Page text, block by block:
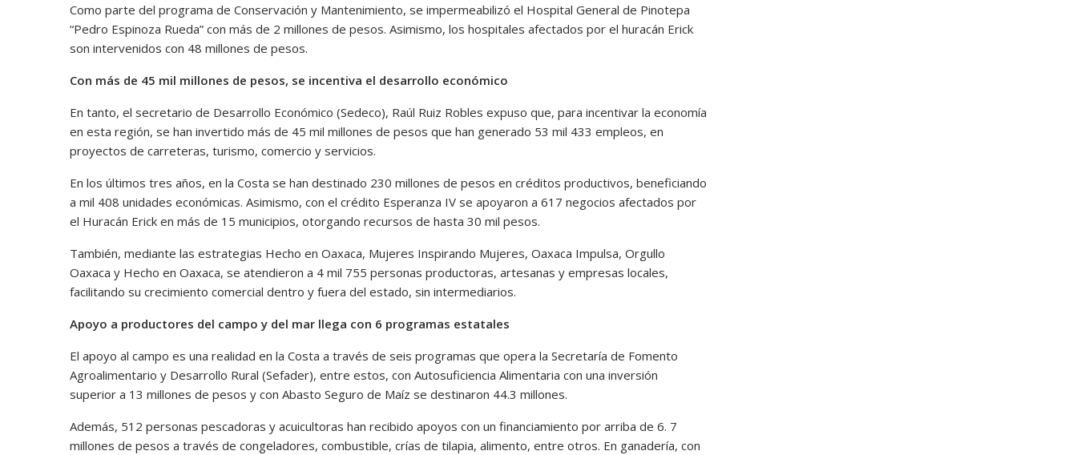
Como parte del programa de Conservación y Mantenimiento, se impermeabilizó el Hospital General de Pinotepa
“Pedro Espinoza Rueda” con más de 2 millones de pesos. Asimismo, los hospitales afectados por el huracán Erick
son intervenidos con 48 millones de pesos.
Con más de 45 mil millones de pesos, se incentiva el desarrollo económico
En tanto, el secretario de Desarrollo Económico (Sedeco), Raúl Ruiz Robles expuso que, para incentivar la economía
en esta región, se han invertido más de 45 mil millones de pesos que han generado 53 mil 433 empleos, en
proyectos de carreteras, turismo, comercio y servicios.
En los últimos tres años, en la Costa se han destinado 230 millones de pesos en créditos productivos, beneficiando
a mil 408 unidades económicas. Asimismo, con el crédito Esperanza IV se apoyaron a 617 negocios afectados por
el Huracán Erick en más de 15 municipios, otorgando recursos de hasta 30 mil pesos.
También, mediante las estrategias Hecho en Oaxaca, Mujeres Inspirando Mujeres, Oaxaca Impulsa, Orgullo
Oaxaca y Hecho en Oaxaca, se atendieron a 4 mil 755 personas productoras, artesanas y empresas locales,
facilitando su crecimiento comercial dentro y fuera del estado, sin intermediarios.
Apoyo a productores del campo y del mar llega con 6 programas estatales
El apoyo al campo es una realidad en la Costa a través de seis programas que opera la Secretaría de Fomento
Agroalimentario y Desarrollo Rural (Sefader), entre estos, con Autosuficiencia Alimentaria con una inversión
superior a 13 millones de pesos y con Abasto Seguro de Maíz se destinaron 44.3 millones.
Además, 512 personas pescadoras y acuicultoras han recibido apoyos con un financiamiento por arriba de 6. 7
millones de pesos a través de congeladores, combustible, crías de tilapia, alimento, entre otros. En ganadería, con